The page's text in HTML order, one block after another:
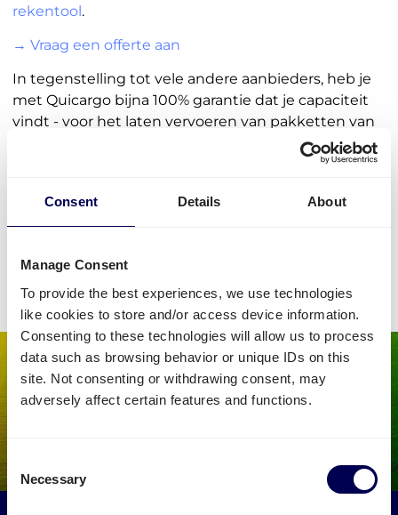
Consent Details About
Manage Consent
To provide the best experiences, we use technologies
like cookies to store and/or access device information.
Consenting to these technologies will allow us to process
data such as browsing behavior or unique IDs on this
site. Not consenting or withdrawing consent, may
adversely affect certain features and functions.
Consent
Selection
Necessary
rekentool.
→ Vraag een offerte aan
In tegenstelling tot vele andere aanbieders, heb je
met Quicargo bijna 100% garantie dat je capaciteit
vindt - voor het laten vervoeren van pakketten van
Maak je gratis account aan